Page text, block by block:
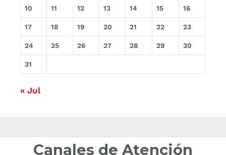
10 11 12 13 14 15 16
17 18 19 20 21 22 23
24 25 26 27 28 29 30
31
« Jul
Canales de Atención